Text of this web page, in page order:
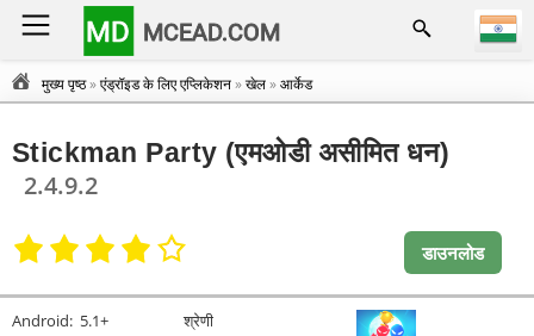
MD MCEAD.COM
मुख्य पृष्ठ»एंड्रॉइड के लिए एप्लिकेशन»खेल»आर्केड
Stickman Party (एमओडी असीमित धन)
2.4.9.2
डाउनलोड
Android: 5.1+ श्रेणी